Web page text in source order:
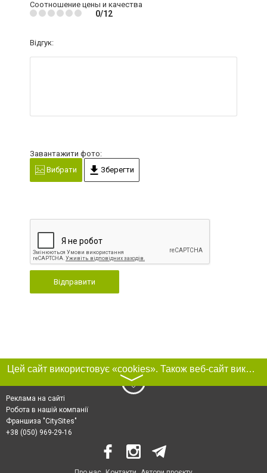
Соотношение цены и качества
0/12
Відгук:
Завантажити фото:
Вибрати
Зберегти
Відправити
Цей сайт використовує «cookies». Також веб-сайт використовує інтернет-сервіс для збору технічних даних стосовно відвідувачів з метою отримання маркетингової та статистичної інформації. Умови обробки даних відвідувачів сайту див.
〉
Реклама на сайті
Робота в нашій компанії
Франшиза "CitySites"
+38 (050) 969-29-16